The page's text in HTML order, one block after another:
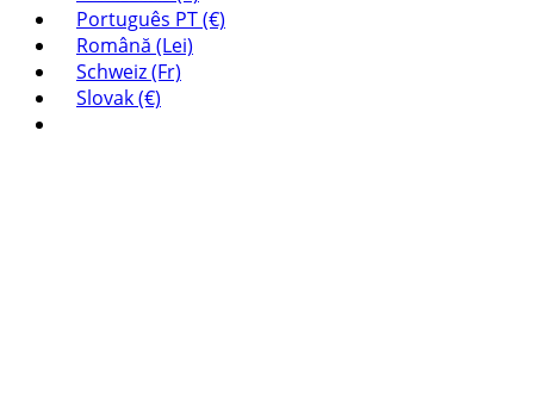
Português PT (€)
Română (Lei)
Schweiz (Fr)
Slovak (€)